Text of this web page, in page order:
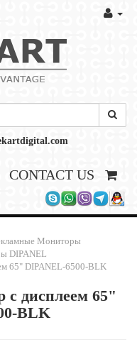
CONTACT US
Мониторы
DIPANEL
65" DIPANEL-6500-BLK
с дисплеем 65"
BLK